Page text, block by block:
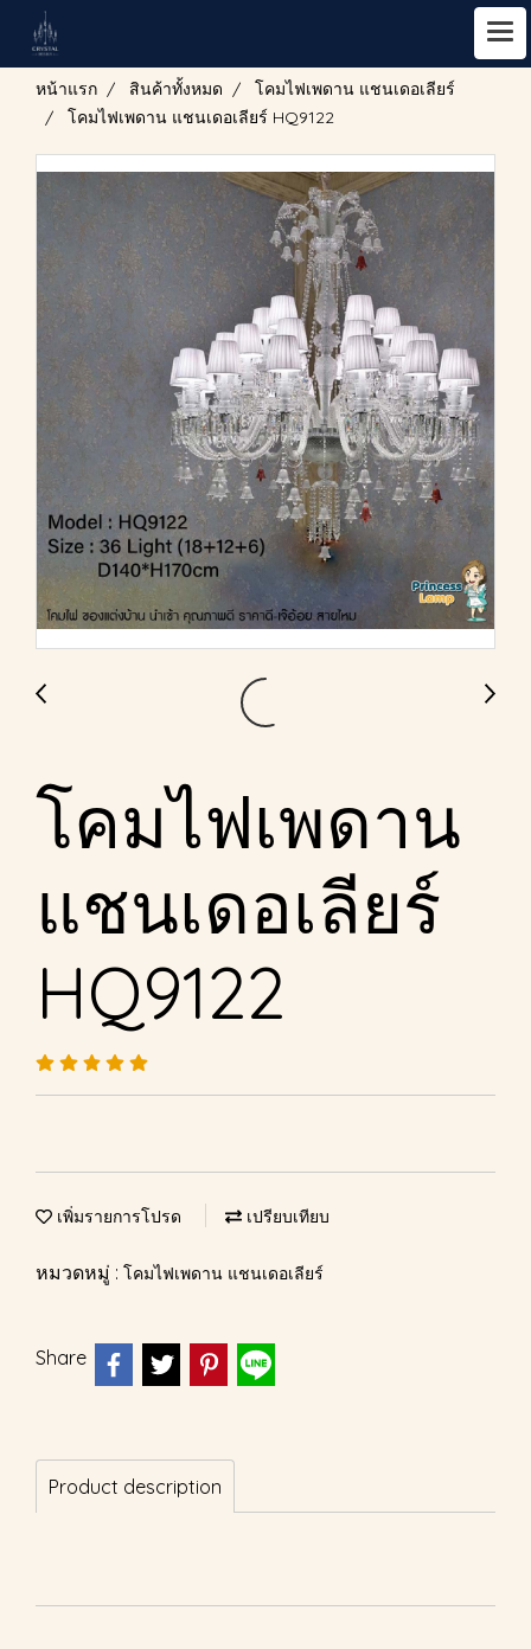
หน้าแรก สินค้าทั้งหมด
โคมไฟเพดาน แชนเดอเลียร์
โคมไฟเพดาน แชนเดอเลียร์ HQ9122
โคมไฟเพดาน
แชนเดอเลียร์
HQ9122
เพิ่มรายการโปรด เปรียบเทียบ
หมวดหมู่ : โคมไฟเพดาน แชนเดอเลียร์
Share
Product description